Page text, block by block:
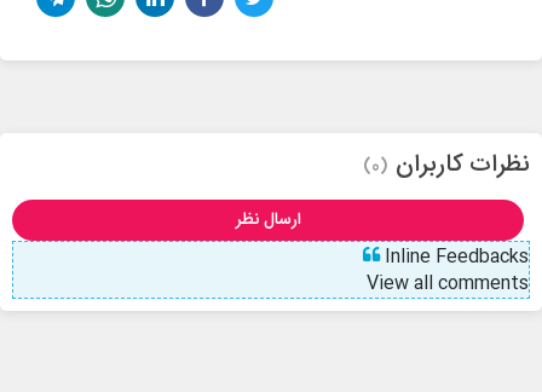
نظرات کاربران (0)
ارسال نظر
Inline Feedbacks
View all comments